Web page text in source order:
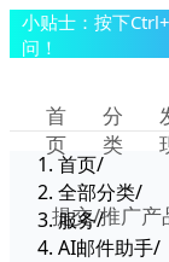
小贴士：按下
问！
首
页
分
类
提交/推广产
首页/
全部分类/
服务/
AI邮件助手/